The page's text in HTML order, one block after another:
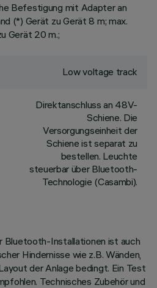
Befestigung mit Adapter an
(*) Gerät zu Gerät 8 m; max.
Gerät 20 m.;
Low voltage track
Direktanschluss an 48V-
Schiene. Die
Versorgungseinheit der
Schiene ist separat zu
bestellen. Leuchte
steuerbar über Bluetooth-
Technologie (Casambi).
Installationen ist auch
Hindernisse wie z.B. Wänden,
der Anlage bedingt. Ein Test
Technisches Zubehör und